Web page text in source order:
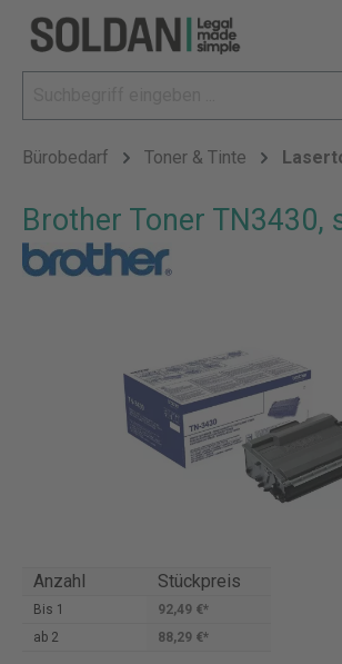
Bürobedarf Toner & Tinte
Brother Toner TN3430,
Anzahl Stückpreis
Bis 1
92,49 €*
ab 2 88,29 €*